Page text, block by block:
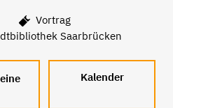
Vortrag
Saarbrücken
Kalender